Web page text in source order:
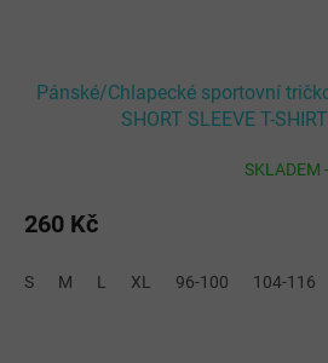
Pánské/Chlapecké sportovní
SHORT SLEEVE T-
SKLADEM
260 Kč
S M L XL 96-100 104-116